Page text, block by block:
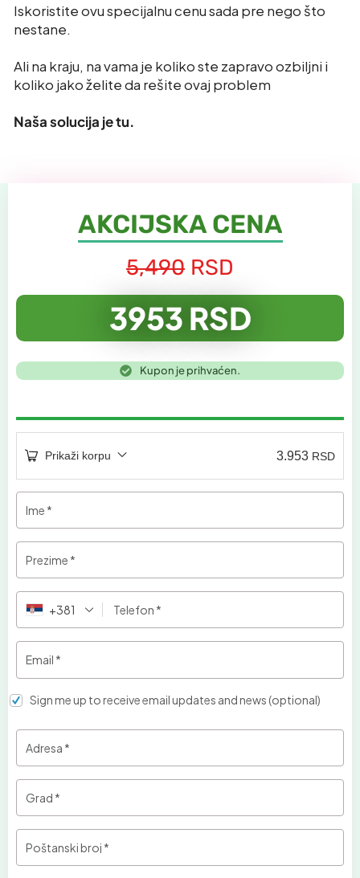
Iskoristite ovu specijalnu cenu sada pre nego što
nestane.
Ali na kraju, na vama je koliko ste zapravo ozbiljni i
koliko jako želite da rešite ovaj problem
Naša solucija je tu.
AKCIJSKA CENA
5,490 RSD
3953 RSD
Kupon je prihvaćen.
Prikaži korpu 3.953 RSD
Ime *
Prezime *
Telefon *
+381
Email *
Sign me up to receive email updates and news (optional)
Adresa *
Grad *
Poštanski broj *